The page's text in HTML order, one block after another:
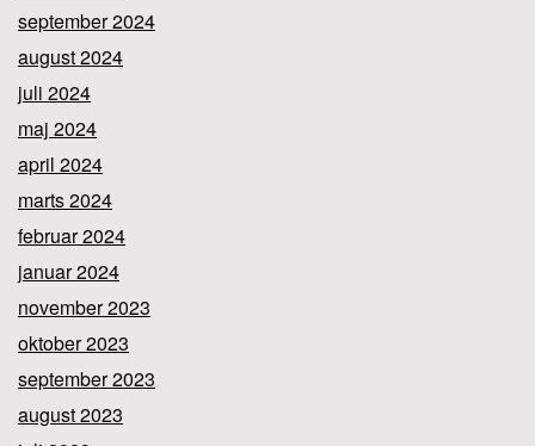
september 2024
august 2024
juli 2024
maj 2024
april 2024
marts 2024
februar 2024
januar 2024
november 2023
oktober 2023
september 2023
august 2023